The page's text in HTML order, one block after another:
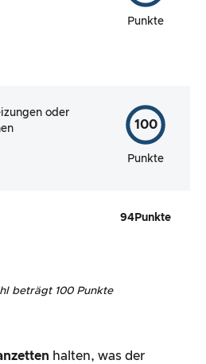
Punkte
oder
100
Punkte
94 Punkte
beträgt 100 Punkte
halten, was der